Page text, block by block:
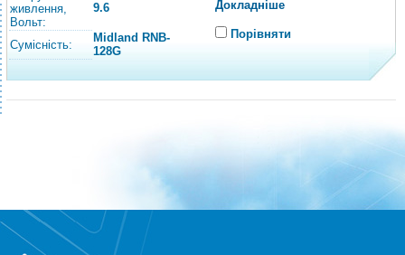
живлення,
Вольт:
9.6
Сумісність:
Midland RNB-
128G
Докладніше
Порівняти